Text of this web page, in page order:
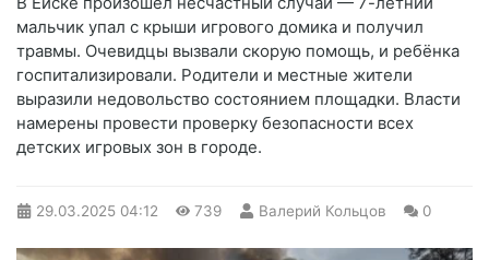
мальчик упал с крыши игрового домика и получил
травмы. Очевидцы вызвали скорую помощь, и ребёнка
госпитализировали. Родители и местные жители
выразили недовольство состоянием площадки. Власти
намерены провести проверку безопасности всех
детских игровых зон в городе.
29.03.2025 04:12 739 Валерий Кольцов 0